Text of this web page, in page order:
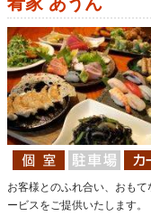
お客様とのふれ合い、おも
ービスをご提供いたします。